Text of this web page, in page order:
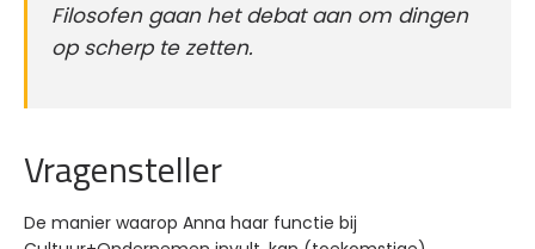
Filosofen gaan het debat aan om dingen
op scherp te zetten.
Vragensteller
De manier waarop Anna haar functie bij